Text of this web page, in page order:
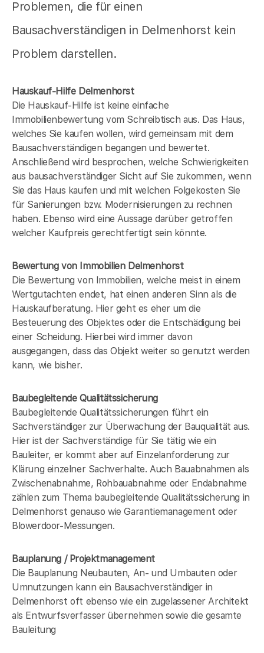
Problemen, die für einen
Bausachverständigen in Delmenhorst kein
Problem darstellen.
Hauskauf-Hilfe Delmenhorst
Die Hauskauf-Hilfe ist keine einfache
Immobilienbewertung vom Schreibtisch aus. Das Haus,
welches Sie kaufen wollen, wird gemeinsam mit dem
Bausachverständigen begangen und bewertet.
Anschließend wird besprochen, welche Schwierigkeiten
aus bausachverständiger Sicht auf Sie zukommen, wenn
Sie das Haus kaufen und mit welchen Folgekosten Sie
für Sanierungen bzw. Modernisierungen zu rechnen
haben. Ebenso wird eine Aussage darüber getroffen
welcher Kaufpreis gerechtfertigt sein könnte.
Bewertung von Immobilien Delmenhorst
Die Bewertung von Immobilien, welche meist in einem
Wertgutachten endet, hat einen anderen Sinn als die
Hauskaufberatung. Hier geht es eher um die
Besteuerung des Objektes oder die Entschädigung bei
einer Scheidung. Hierbei wird immer davon
ausgegangen, dass das Objekt weiter so genutzt werden
kann, wie bisher.
Baubegleitende Qualitätssicherung
Baubegleitende Qualitätssicherungen führt ein
Sachverständiger zur Überwachung der Bauqualität aus.
Hier ist der Sachverständige für Sie tätig wie ein
Bauleiter, er kommt aber auf Einzelanforderung zur
Klärung einzelner Sachverhalte. Auch Bauabnahmen als
Zwischenabnahme, Rohbauabnahme oder Endabnahme
zählen zum Thema baubegleitende Qualitätssicherung in
Delmenhorst genauso wie Garantiemanagement oder
Blowerdoor-Messungen.
Bauplanung / Projektmanagement
Die Bauplanung Neubauten, An- und Umbauten oder
Umnutzungen kann ein Bausachverständiger in
Delmenhorst oft ebenso wie ein zugelassener Architekt
als Entwurfsverfasser übernehmen sowie die gesamte
Bauleitung